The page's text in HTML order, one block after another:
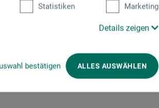
Statistiken Marketing
Details zeigen
bestätigen ALLES AUSWÄHLEN